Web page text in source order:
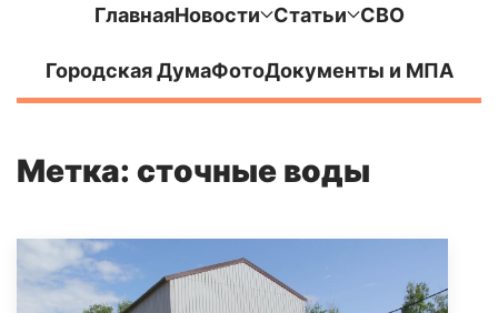
ГлавнаяНовости Статьи СВО
Городская ДумаФотоДокументы и МПА
Метка: сточные воды